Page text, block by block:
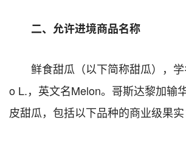
二、允许进境商品名称
鲜食甜瓜（以下简称甜瓜），
o L.，英文名Melon。哥斯达黎加输
皮甜瓜，包括以下品种的商业级果实